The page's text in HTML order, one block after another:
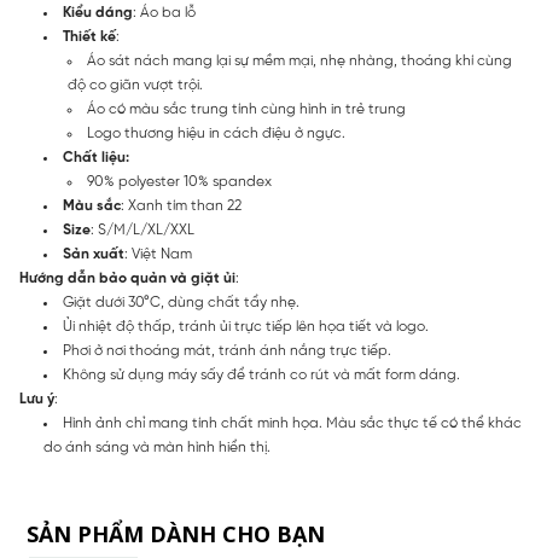
Kiểu dáng: Áo ba lỗ
Thiết kế:
Áo sát nách mang lại sự mềm mại, nhẹ nhàng, thoáng khí cùng
độ co giãn vượt trội.
Áo có màu sắc trung tính cùng hình in trẻ trung
Logo thương hiệu in cách điệu ở ngực.
Chất liệu:
90% polyester 10% spandex
Màu sắc: Xanh tím than 22
Size: S/M/L/XL/XXL
Sản xuất: Việt Nam
Hướng dẫn bảo quản và giặt ủi:
Giặt dưới 30°C, dùng chất tẩy nhẹ.
Ủi nhiệt độ thấp, tránh ủi trực tiếp lên họa tiết và logo.
Phơi ở nơi thoáng mát, tránh ánh nắng trực tiếp.
Không sử dụng máy sấy để tránh co rút và mất form dáng.
Lưu ý:
Hình ảnh chỉ mang tính chất minh họa. Màu sắc thực tế có thể khác
do ánh sáng và màn hình hiển thị.
SẢN PHẨM DÀNH CHO BẠN